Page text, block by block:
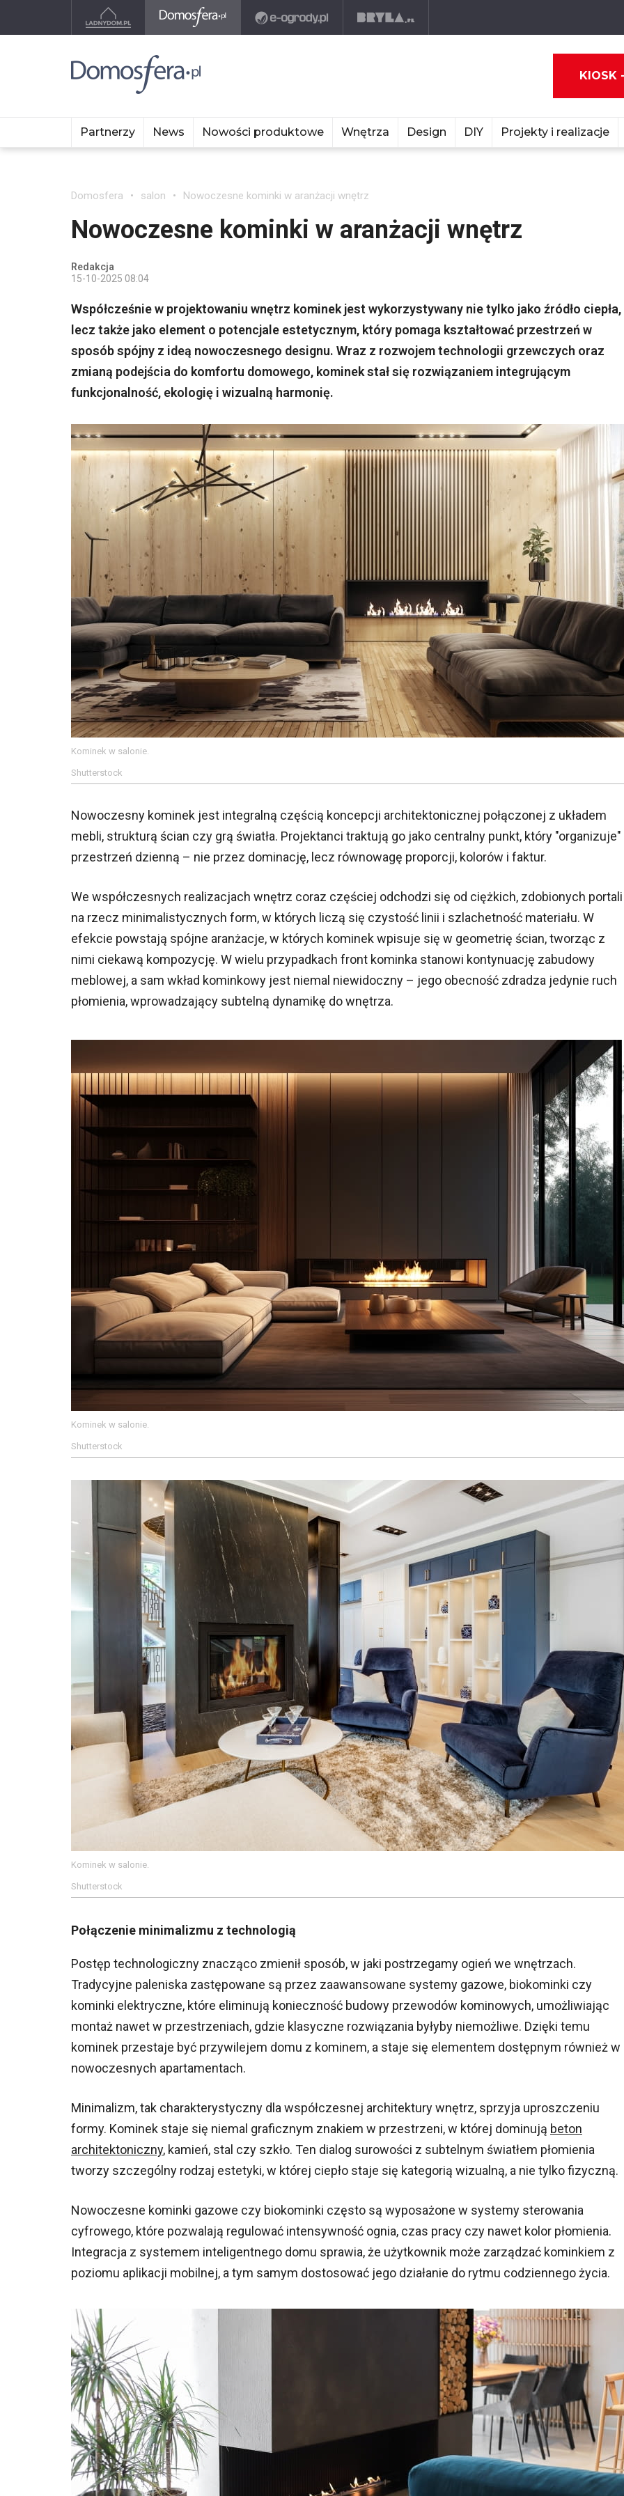
KIOSK
Partnerzy News Nowości produktowe Wnętrza Design DIY Projekty i realizacje
Domosfera salon Nowoczesne kominki w aranżacji wnętrz
Nowoczesne kominki w aranżacji wnętrz
Redakcja
15-10-2025 08:04
Współcześnie w projektowaniu wnętrz kominek jest wykorzystywany nie tylko jako źródło ciepła,
lecz także jako element o potencjale estetycznym, który pomaga kształtować przestrzeń w
sposób spójny z ideą nowoczesnego designu. Wraz z rozwojem technologii grzewczych oraz
zmianą podejścia do komfortu domowego, kominek stał się rozwiązaniem integrującym
funkcjonalność, ekologię i wizualną harmonię.
Kominek w salonie.
Shutterstock
Nowoczesny kominek jest integralną częścią koncepcji architektonicznej połączonej z układem
mebli, strukturą ścian czy grą światła. Projektanci traktują go jako centralny punkt, który "organizuje"
przestrzeń dzienną – nie przez dominację, lecz równowagę proporcji, kolorów i faktur.
We współczesnych realizacjach wnętrz coraz częściej odchodzi się od ciężkich, zdobionych portali
na rzecz minimalistycznych form, w których liczą się czystość linii i szlachetność materiału. W
efekcie powstają spójne aranżacje, w których kominek wpisuje się w geometrię ścian, tworząc z
nimi ciekawą kompozycję. W wielu przypadkach front kominka stanowi kontynuację zabudowy
meblowej, a sam wkład kominkowy jest niemal niewidoczny – jego obecność zdradza jedynie ruch
płomienia, wprowadzający subtelną dynamikę do wnętrza.
Kominek w salonie.
Shutterstock
Kominek w salonie.
Shutterstock
Połączenie minimalizmu z technologią
Postęp technologiczny znacząco zmienił sposób, w jaki postrzegamy ogień we wnętrzach.
Tradycyjne paleniska zastępowane są przez zaawansowane systemy gazowe, biokominki czy
kominki elektryczne, które eliminują konieczność budowy przewodów kominowych, umożliwiając
montaż nawet w przestrzeniach, gdzie klasyczne rozwiązania byłyby niemożliwe. Dzięki temu
kominek przestaje być przywilejem domu z kominem, a staje się elementem dostępnym również w
nowoczesnych apartamentach.
Minimalizm, tak charakterystyczny dla współczesnej architektury wnętrz, sprzyja uproszczeniu
formy. Kominek staje się niemal graficznym znakiem w przestrzeni, w której dominują beton
architektoniczny, kamień, stal czy szkło. Ten dialog surowości z subtelnym światłem płomienia
tworzy szczególny rodzaj estetyki, w której ciepło staje się kategorią wizualną, a nie tylko fizyczną.
Nowoczesne kominki gazowe czy biokominki często są wyposażone w systemy sterowania
cyfrowego, które pozwalają regulować intensywność ognia, czas pracy czy nawet kolor płomienia.
Integracja z systemem inteligentnego domu sprawia, że użytkownik może zarządzać kominkiem z
poziomu aplikacji mobilnej, a tym samym dostosować jego działanie do rytmu codziennego życia.